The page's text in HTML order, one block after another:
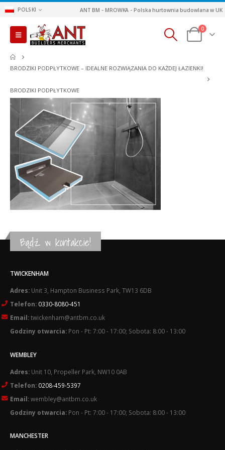
POLSKI ANT BM - MROWKA - Polska hurtownia budowlana w UK
0
BRODZIKI PODPŁYTKOWE – IDEALNE ROZWIĄZANIA DO KAŻDEJ ŁAZIENKI!
BRODZIKI PODPŁYTKOWE
Bądź w kontakcie!
TWICKENHAM
Adres: Unit 3, Hampton Business Park, TW13 6DB
Telefon: 0330-8080-451
Email:twickenham@antbm.co.uk
Godziny otwarcia: Pon - Pt: 7:00 - 17:00; Sobota: 8:00 - 13:00
WEMBLEY
Adres: Unit 10, Propeller Park, NW10 0AB
Telefon: 0208-459-5397
Email:wembley@antbm.co.uk
Godziny otwarcia: Pon - Pt: 7:00 - 17:00; Sobota: 8:00 - 13:00
MANCHESTER